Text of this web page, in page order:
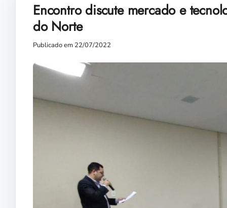
Encontro discute mercado e
do Norte
Publicado em 22/07/2022